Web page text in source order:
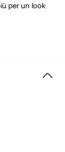
per un look
cotone